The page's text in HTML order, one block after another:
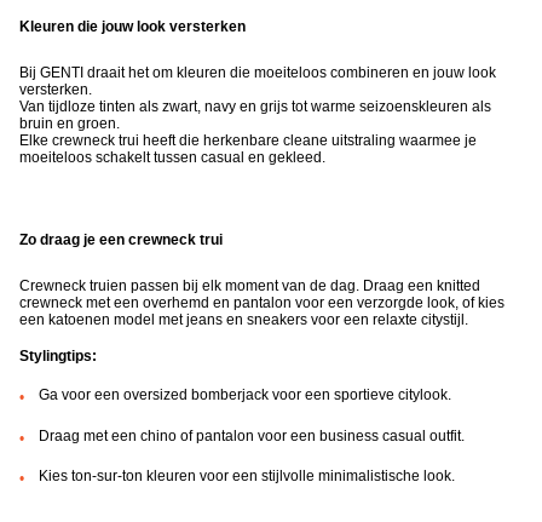
Kleuren die jouw look versterken
Bij GENTI draait het om kleuren die moeiteloos combineren en jouw look
versterken.
Van tijdloze tinten als zwart, navy en grijs tot warme seizoenskleuren als
bruin en groen.
Elke crewneck trui heeft die herkenbare cleane uitstraling waarmee je
moeiteloos schakelt tussen casual en gekleed.
Zo draag je een crewneck trui
Crewneck truien passen bij elk moment van de dag. Draag een knitted
crewneck met een overhemd en pantalon voor een verzorgde look, of kies
een katoenen model met jeans en sneakers voor een relaxte citystijl.
Stylingtips:
Ga voor een oversized bomberjack voor een sportieve citylook.
Draag met een chino of pantalon voor een business casual outfit.
Kies ton-sur-ton kleuren voor een stijlvolle minimalistische look.